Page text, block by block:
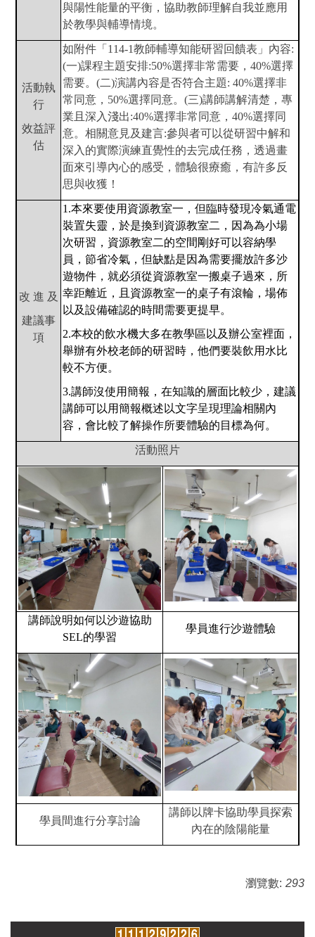
與陽性能量的平衡，協助教師理解自我並應用
於教學與輔導情境。
活動執
行
效益評
估
如附件「114-1教師輔導知能研習回饋表」內容:
(一)課程主題安排:50%選擇非常需要，40%選擇
需要。(二)演講內容是否符合主題: 40%選擇非
常同意，50%選擇同意。(三)講師講解清楚，專
業且深入淺出:40%選擇非常同意，40%選擇同
意。相關意見及建言:參與者可以從研習中解和
深入的實際演練直覺性的去完成任務，透過畫
面來引導內心的感受，體驗很療癒，有許多反
思與收獲！
改 進 及
建議事
項
1.本來要使用資源教室一，但臨時發現冷氣通電
裝置失靈，於是換到資源教室二，因為為小場
次研習，資源教室二的空間剛好可以容納學
員，節省冷氣，但缺點是因為需要擺放許多沙
遊物件，就必須從資源教室一搬桌子過來，所
幸距離近，且資源教室一的桌子有滾輪，場佈
以及設備確認的時間需要更提早。
2.本校的飲水機大多在教學區以及辦公室裡面，
舉辦有外校老師的研習時，他們要裝飲用水比
較不方便。
3.講師沒使用簡報，在知識的層面比較少，建議
講師可以用簡報概述以文字呈現理論相關內
容，會比較了解操作所要體驗的目標為何。
活動照片
講師說明如何以沙遊協助
SEL的學習
學員進行沙遊體驗
學員間進行分享討論
講師以牌卡協助學員探索
內在的陰陽能量
瀏覽數: 293